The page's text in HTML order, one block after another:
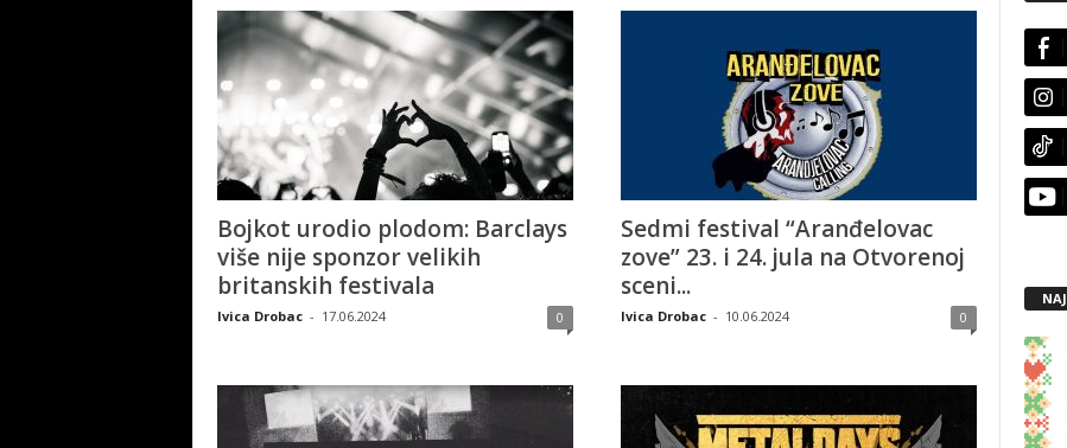
Bojkot urodio plodom: Barclays
više nije sponzor velikih
britanskih festivala
Ivica Drobac - 17.06.2024 0
Sedmi festival “Aranđelovac
zove” 23. i 24. jula na Otvorenoj
sceni...
Ivica Drobac - 10.06.2024 0